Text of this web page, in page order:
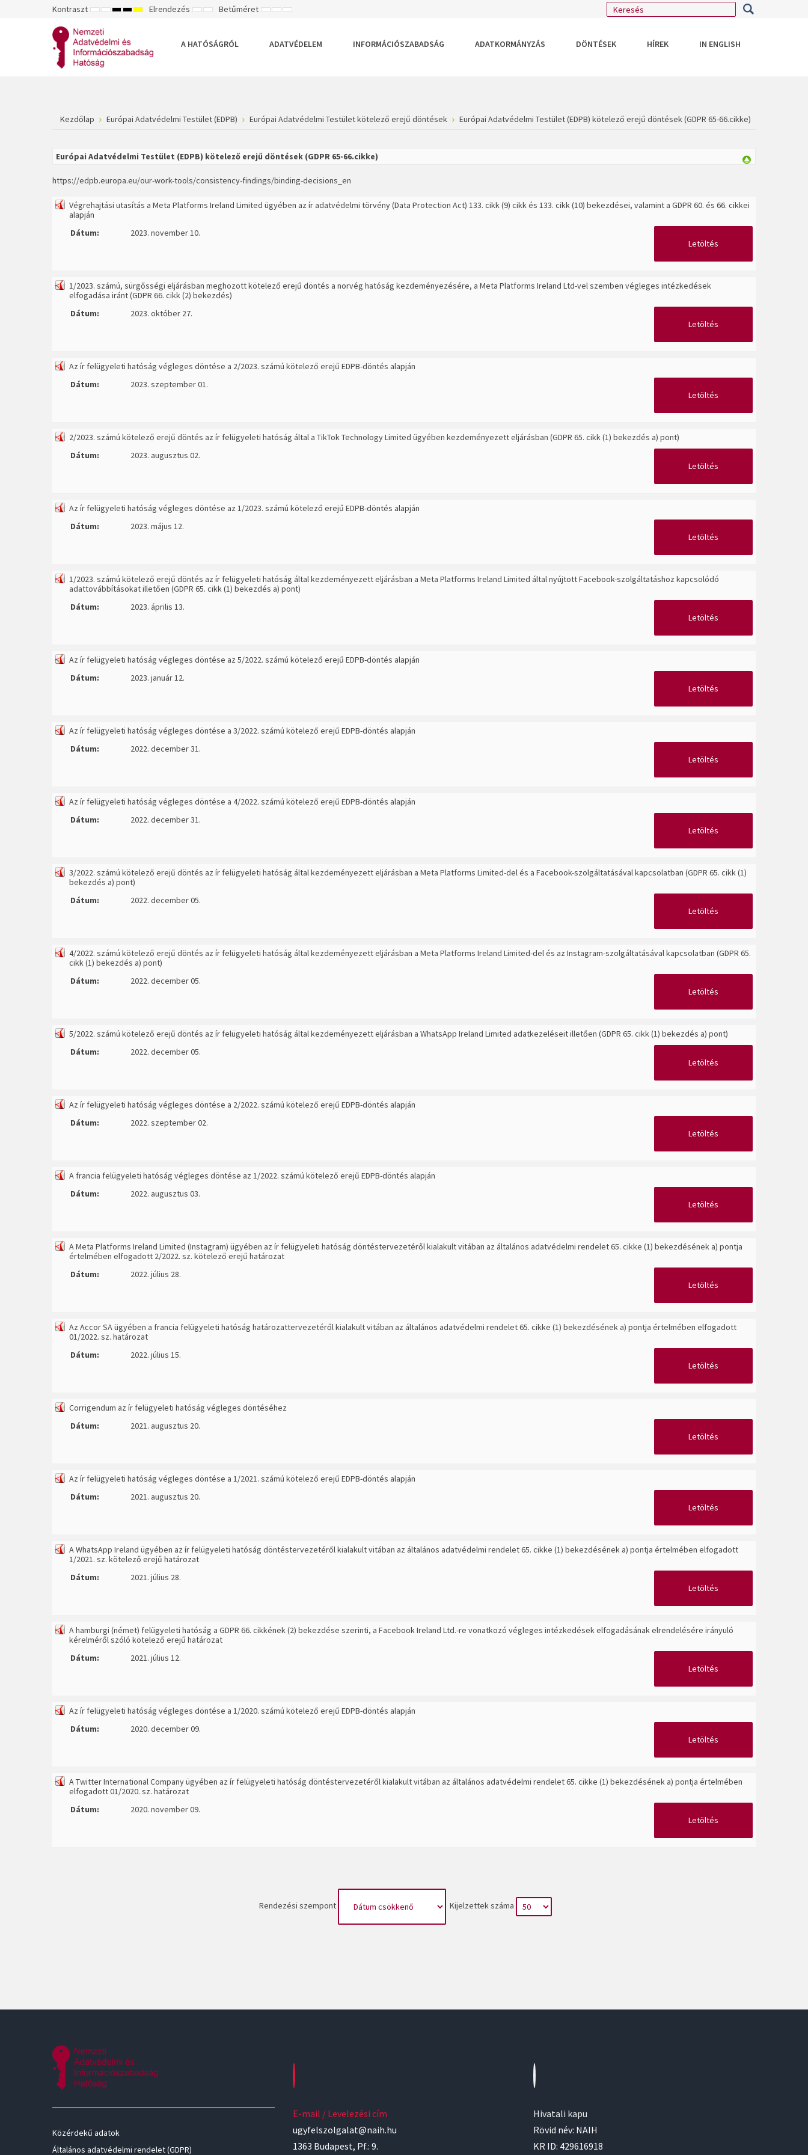
Kontraszt ALAPÉRTELMEZETT
ÉJSZAKAI
NAGY
FEHÉR
MÓD
NAGY
SÁRGA
MÓD
NAGY
MÓD
Elrendezés RÖGZÍTETT
SZÉLES
Betűméret KISEBB
ALAPÉRTELMEZETT
NAGYOBB
A HATÓSÁGRÓL
ADATVÉDELEM INFORMÁCIÓSZABADSÁG ADATKORMÁNYZÁS DÖNTÉSEK HÍREK IN ENGLISH
Kezdőlap Európai Adatvédelmi Testület (EDPB) Európai Adatvédelmi Testület kötelező erejű döntések Európai Adatvédelmi Testület (EDPB) kötelező erejű döntések (GDPR 65-66.cikke)
Európai Adatvédelmi Testület (EDPB) kötelező erejű döntések (GDPR 65-66.cikke)
https://edpb.europa.eu/our-work-tools/consistency-findings/binding-decisions_en
Végrehajtási utasítás a Meta Platforms Ireland Limited ügyében az ír adatvédelmi törvény (Data Protection Act) 133. cikk (9) cikk és 133. cikk (10) bekezdései, valamint a GDPR 60. és 66. cikkei
alapján
Dátum:
2023. november 10.
Letöltés
1/2023. számú, sürgősségi eljárásban meghozott kötelező erejű döntés a norvég hatóság kezdeményezésére, a Meta Platforms Ireland Ltd-vel szemben végleges intézkedések
elfogadása iránt (GDPR 66. cikk (2) bekezdés)
Dátum:
2023. október 27.
Letöltés
Az ír felügyeleti hatóság végleges döntése a 2/2023. számú kötelező erejű EDPB-döntés alapján
Dátum:
2023. szeptember 01.
Letöltés
2/2023. számú kötelező erejű döntés az ír felügyeleti hatóság által a TikTok Technology Limited ügyében kezdeményezett eljárásban (GDPR 65. cikk (1) bekezdés a) pont)
Dátum:
2023. augusztus 02.
Letöltés
Az ír felügyeleti hatóság végleges döntése az 1/2023. számú kötelező erejű EDPB-döntés alapján
Dátum:
2023. május 12.
Letöltés
1/2023. számú kötelező erejű döntés az ír felügyeleti hatóság által kezdeményezett eljárásban a Meta Platforms Ireland Limited által nyújtott Facebook-szolgáltatáshoz kapcsolódó
adattovábbításokat illetően (GDPR 65. cikk (1) bekezdés a) pont)
Dátum:
2023. április 13.
Letöltés
Az ír felügyeleti hatóság végleges döntése az 5/2022. számú kötelező erejű EDPB-döntés alapján
Dátum:
2023. január 12.
Letöltés
Az ír felügyeleti hatóság végleges döntése a 3/2022. számú kötelező erejű EDPB-döntés alapján
Dátum:
2022. december 31.
Letöltés
Az ír felügyeleti hatóság végleges döntése a 4/2022. számú kötelező erejű EDPB-döntés alapján
Dátum:
2022. december 31.
Letöltés
3/2022. számú kötelező erejű döntés az ír felügyeleti hatóság által kezdeményezett eljárásban a Meta Platforms Limited-del és a Facebook-szolgáltatásával kapcsolatban (GDPR 65. cikk (1)
bekezdés a) pont)
Dátum:
2022. december 05.
Letöltés
4/2022. számú kötelező erejű döntés az ír felügyeleti hatóság által kezdeményezett eljárásban a Meta Platforms Ireland Limited-del és az Instagram-szolgáltatásával kapcsolatban (GDPR 65.
cikk (1) bekezdés a) pont)
Dátum:
2022. december 05.
Letöltés
5/2022. számú kötelező erejű döntés az ír felügyeleti hatóság által kezdeményezett eljárásban a WhatsApp Ireland Limited adatkezeléseit illetően (GDPR 65. cikk (1) bekezdés a) pont)
Dátum:
2022. december 05.
Letöltés
Az ír felügyeleti hatóság végleges döntése a 2/2022. számú kötelező erejű EDPB-döntés alapján
Dátum:
2022. szeptember 02.
Letöltés
A francia felügyeleti hatóság végleges döntése az 1/2022. számú kötelező erejű EDPB-döntés alapján
Dátum:
2022. augusztus 03.
Letöltés
A Meta Platforms Ireland Limited (Instagram) ügyében az ír felügyeleti hatóság döntéstervezetéről kialakult vitában az általános adatvédelmi rendelet 65. cikke (1) bekezdésének a) pontja
értelmében elfogadott 2/2022. sz. kötelező erejű határozat
Dátum:
2022. július 28.
Letöltés
Az Accor SA ügyében a francia felügyeleti hatóság határozattervezetéről kialakult vitában az általános adatvédelmi rendelet 65. cikke (1) bekezdésének a) pontja értelmében elfogadott
01/2022. sz. határozat
Dátum:
2022. július 15.
Letöltés
Corrigendum az ír felügyeleti hatóság végleges döntéséhez
Dátum:
2021. augusztus 20.
Letöltés
Az ír felügyeleti hatóság végleges döntése a 1/2021. számú kötelező erejű EDPB-döntés alapján
Dátum:
2021. augusztus 20.
Letöltés
A WhatsApp Ireland ügyében az ír felügyeleti hatóság döntéstervezetéről kialakult vitában az általános adatvédelmi rendelet 65. cikke (1) bekezdésének a) pontja értelmében elfogadott
1/2021. sz. kötelező erejű határozat
Dátum:
2021. július 28.
Letöltés
A hamburgi (német) felügyeleti hatóság a GDPR 66. cikkének (2) bekezdése szerinti, a Facebook Ireland Ltd.-re vonatkozó végleges intézkedések elfogadásának elrendelésére irányuló
kérelméről szóló kötelező erejű határozat
Dátum:
2021. július 12.
Letöltés
Az ír felügyeleti hatóság végleges döntése a 1/2020. számú kötelező erejű EDPB-döntés alapján
Dátum:
2020. december 09.
Letöltés
A Twitter International Company ügyében az ír felügyeleti hatóság döntéstervezetéről kialakult vitában az általános adatvédelmi rendelet 65. cikke (1) bekezdésének a) pontja értelmében
elfogadott 01/2020. sz. határozat
Dátum:
2020. november 09.
Letöltés
Rendezési szempont Kijelzettek száma
Közérdekű adatok
Általános adatvédelmi rendelet (GDPR)
E-mail / Levelezési cím
ugyfelszolgalat@naih.hu
1363 Budapest, Pf.: 9.
Hivatali kapu
Rövid név: NAIH
KR ID: 429616918